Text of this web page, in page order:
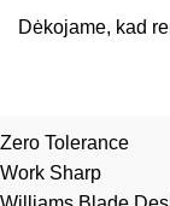
Dėkojame, kad
Zero Tolerance
Work Sharp